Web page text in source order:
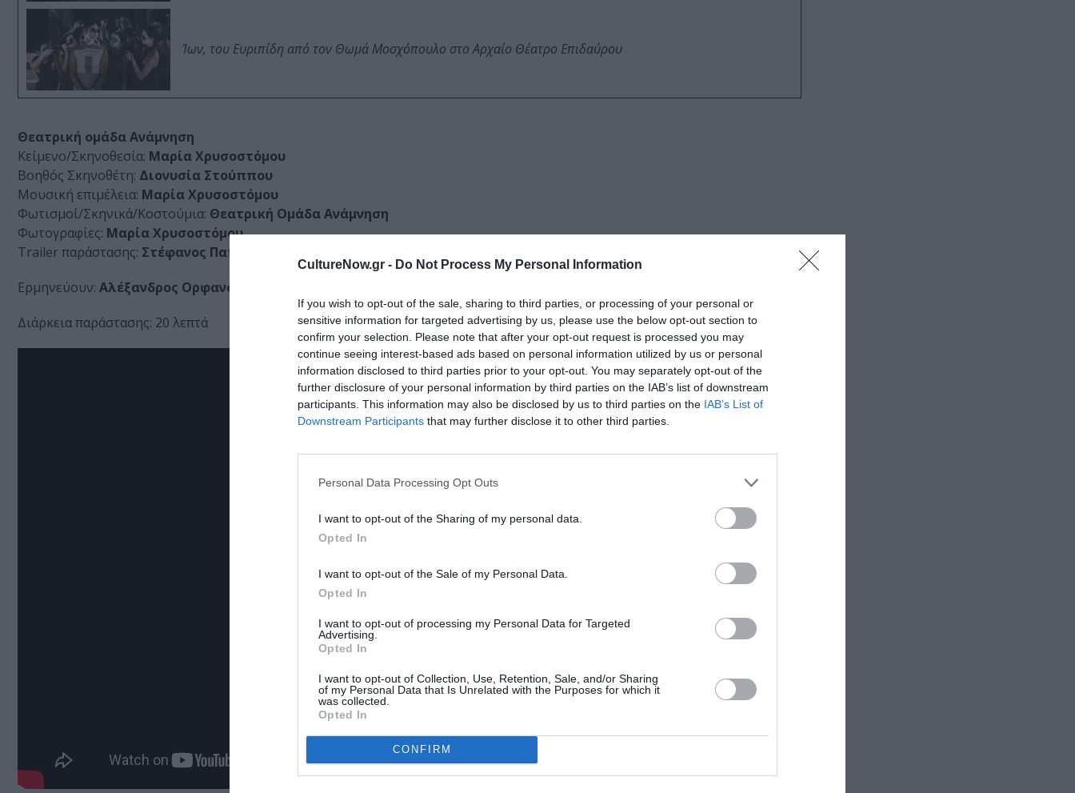
CultureNow.gr - Do Not Process My Personal Information
If you wish to opt-out of the sale, sharing to third parties, or processing of your personal or
sensitive information for targeted advertising by us, please use the below opt-out section to
confirm your selection. Please note that after your opt-out request is processed you may
continue seeing interest-based ads based on personal information utilized by us or personal
information disclosed to third parties prior to your opt-out. You may separately opt-out of the
further disclosure of your personal information by third parties on the IAB’s list of downstream
participants. This information may also be disclosed by us to third parties on the IAB’s List of
Downstream Participants that may further disclose it to other third parties.
Personal Data Processing Opt Outs
I want to opt-out of the Sharing of my personal data.
Opted In
I want to opt-out of the Sale of my Personal Data.
Opted In
I want to opt-out of processing my Personal Data for Targeted
Advertising.
Opted In
I want to opt-out of Collection, Use, Retention, Sale, and/or Sharing
of my Personal Data that Is Unrelated with the Purposes for which it
was collected.
Opted In
CONFIRM
Ίων, του Ευριπίδη από τον Θωμά Μοσχόπουλο στο Αρχαίο Θέατρο Επιδαύρου
Θεατρική ομάδα Ανάμνηση
Κείμενο/Σκηνοθεσία: Μαρία Χρυσοστόμου
Βοηθός Σκηνοθέτη: Διονυσία Στούππου
Μουσική επιμέλεια: Μαρία Χρυσοστόμου
Φωτισμοί/Σκηνικά/Κοστούμια: Θεατρική Ομάδα Ανάμνηση
Φωτογραφίες: Μαρία Χρυσοστόμου
Trailer παράστασης: Στέφανος Παπαδάς
Ερμηνεύουν: Αλέξανδρος Ορφανόπουλος, Κική Σταυριανίδη.
Διάρκεια παράστασης: 20 λεπτά